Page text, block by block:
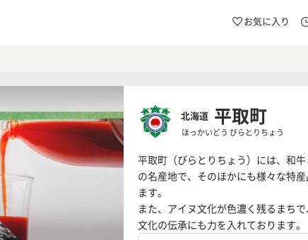
お気に入り
北海道 平取町
ほっかいどう びらとりちょう
平取町（びらとりちょう）には、和牛
の名産地で、そのほかにも様々な特産
ます。
また、アイヌ文化が色濃く残るまち
文化の伝承にも力を入れております。